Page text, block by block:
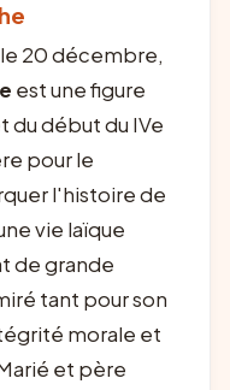
20 décembre,
est une figure
du début du IVe
pour le
l'histoire de
vie laïque
de grande
tant pour son
morale et
et père